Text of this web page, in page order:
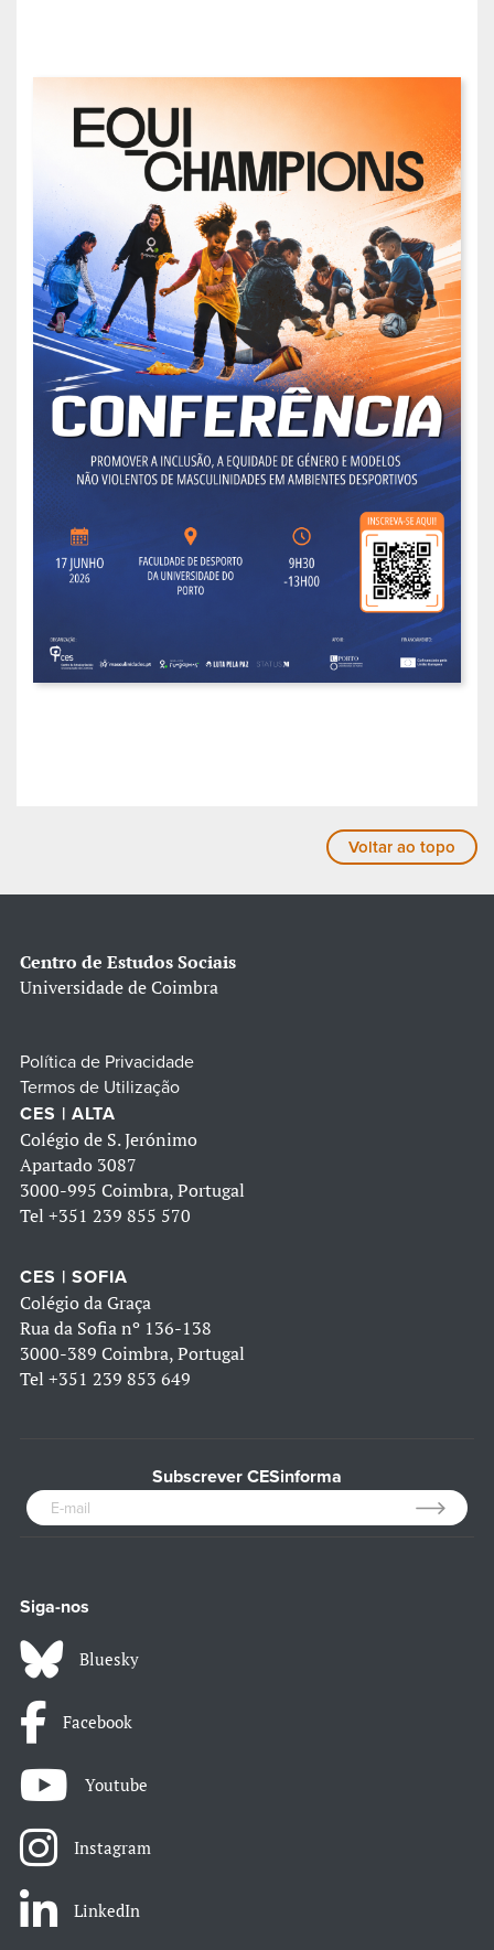
Voltar ao topo
Centro de Estudos Sociais
Universidade de Coimbra
Política de Privacidade
Termos de Utilização
CES | ALTA
Colégio de S. Jerónimo
Apartado 3087
3000-995 Coimbra, Portugal
Tel +351 239 855 570
CES | SOFIA
Colégio da Graça
Rua da Sofia nº 136-138
3000-389 Coimbra, Portugal
Tel +351 239 853 649
Subscrever CESinforma
Siga-nos
Bluesky
Facebook
Youtube
Instagram
LinkedIn